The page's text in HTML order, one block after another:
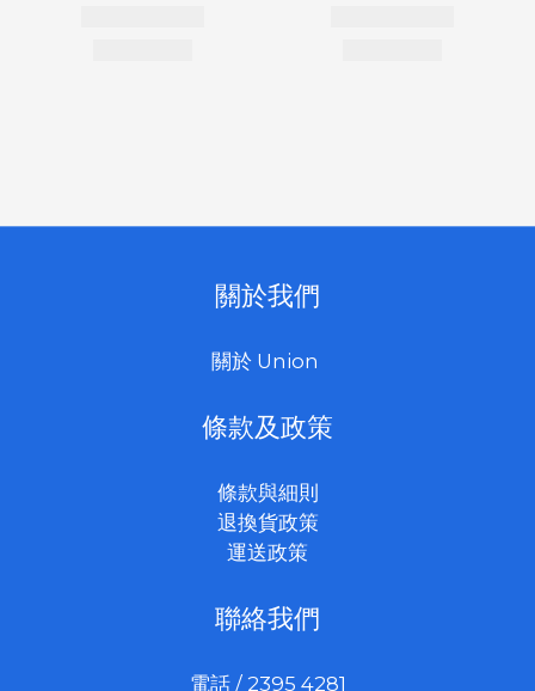
關於我們
關於 Union
條款及政策
條款與細則
退換貨政策
運送政策
聯絡我們
電話 / 2395 4281